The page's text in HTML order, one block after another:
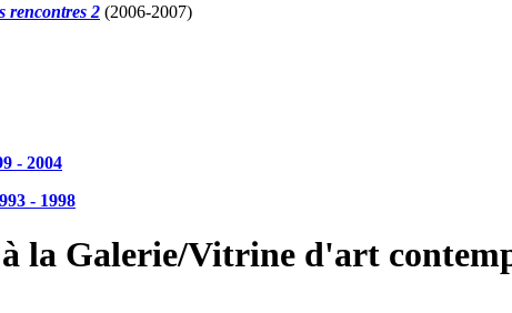
rencontres 2 (2006-2007)
- 2004
- 1998
la Galerie/Vitrine d'art